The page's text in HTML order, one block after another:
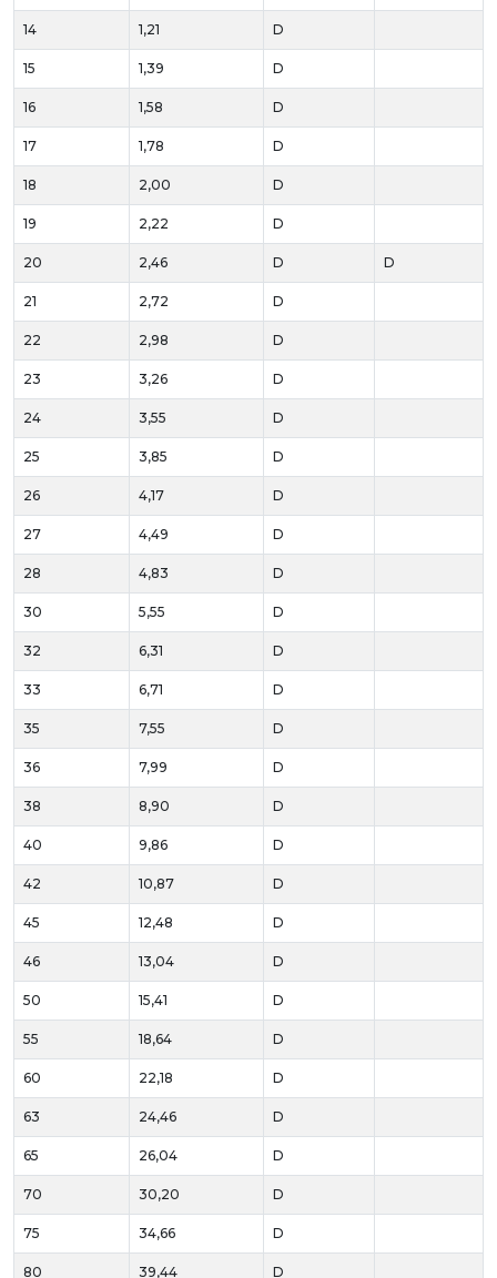
14 1,21 D
15 1,39 D
16 1,58 D
17 1,78 D
18 2,00 D
19 2,22 D
20 2,46 D D
21 2,72 D
22 2,98 D
23 3,26 D
24 3,55 D
25 3,85 D
26 4,17 D
27 4,49 D
28 4,83 D
30 5,55 D
32 6,31 D
33 6,71 D
35 7,55 D
36 7,99 D
38 8,90 D
40 9,86 D
42 10,87 D
45 12,48 D
46 13,04 D
50 15,41 D
55 18,64 D
60 22,18 D
63 24,46 D
65 26,04 D
70 30,20 D
75 34,66 D
80 39,44 D